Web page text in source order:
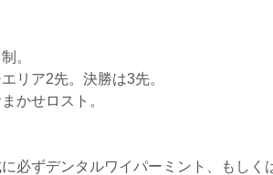
。
リア2先。決勝は3先。
かせロスト。
に必ずデンタルワイパーミント、もしく